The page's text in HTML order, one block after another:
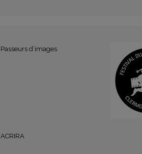
Passeurs d’images
ACRIRA